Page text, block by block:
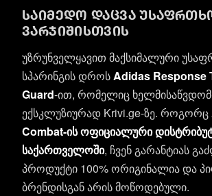
ᲡᲐᲘᲛᲔᲓᲝ ᲓᲐᲪᲕᲐ
ᲕᲐᲠᲯᲘᲨᲘᲡᲗᲕᲘᲡ
უზრუნველყავით მაქსიმალური
სპარინგის დროსAdidas Response
Guard-ით, რომელიც
ექსკლუზიურად Krivi.ge-ზე. როგორც
Combat-ის ოფიციალური
საქართველოში, ჩვენ გარანტიას
პროდუქტი 100% ორიგინალია და
ბრენდისგან არის მოწოდებული.